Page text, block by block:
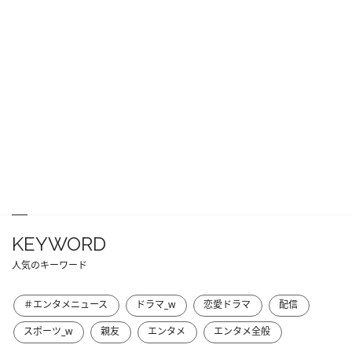
KEYWORD
人気のキーワード
＃エンタメニュース ドラマ_w 恋愛ドラマ
配信
スポーツ_w
親友 エンタメ エンタメ全般